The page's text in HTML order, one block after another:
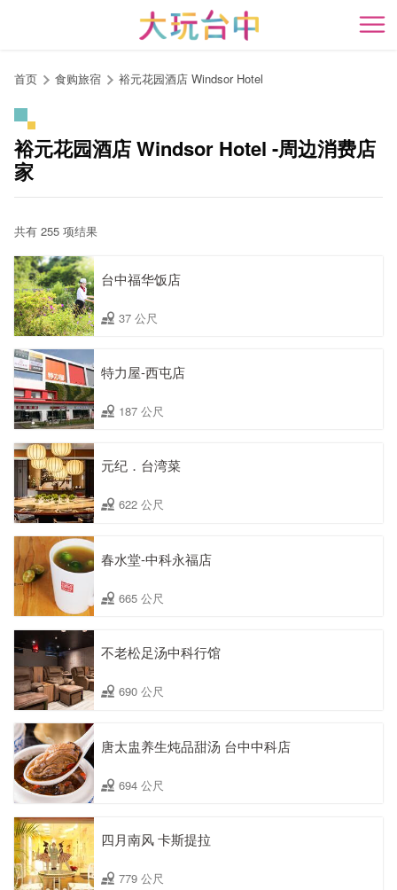
开
首页 食购旅宿 裕元花园酒店 Windsor Hotel
裕元花园酒店 Windsor Hotel -周边消费店
家
共有 255 项结果
台中福华饭店
37 公尺
特力屋-西屯店
187 公尺
元纪．台湾菜
622 公尺
春水堂-中科永福店
665 公尺
不老松足汤中科行馆
690 公尺
唐太盅养生炖品甜汤 台中中科店
694 公尺
四月南风 卡斯提拉
779 公尺